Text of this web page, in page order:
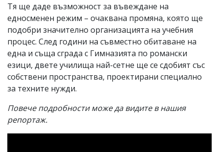
Тя ще даде възможност за въвеждане на
едносменен режим – очаквана промяна, която ще
подобри значително организацията на учебния
процес. След години на съвместно обитаване на
една и съща сграда с Гимназията по романски
езици, двете училища най-сетне ще се сдобият със
собствени пространства, проектирани специално
за техните нужди.
Повече подробности може да видите в нашия
репортаж.